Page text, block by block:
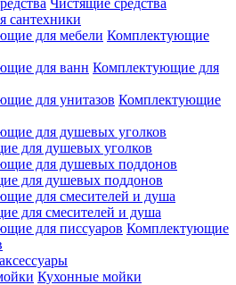
Чистящие средства
сантехники
Комплектующие
Комплектующие для
Комплектующие
для душевых уголков
для душевых поддонов
для смесителей и душа
Комплектующие
Кухонные мойки